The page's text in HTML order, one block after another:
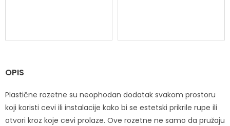
OPIS
Plastične rozetne su neophodan dodatak svakom prostoru
koji koristi cevi ili instalacije kako bi se estetski prikrile rupe ili
otvori kroz koje cevi prolaze. Ove rozetne ne samo da pružaju